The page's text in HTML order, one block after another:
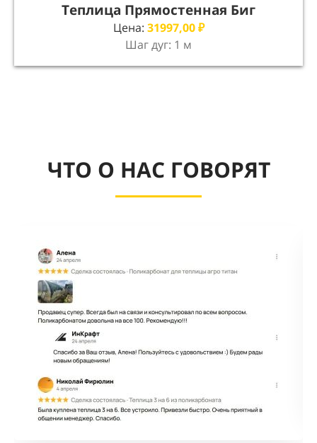
Теплица Прямостенная Биг
Цена: 31997,00 ₽
Шаг дуг: 1 м
ЧТО О НАС ГОВОРЯТ